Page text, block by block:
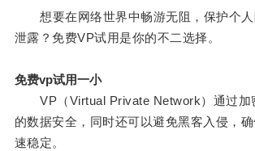
想要在网络世界中畅游无阻，保护个人
泄露？免费VP试用是你的不二选择。
免费vp试用一小
VP（Virtual Private Network）通过加
的数据安全，同时还可以避免黑客入侵，
速稳定。